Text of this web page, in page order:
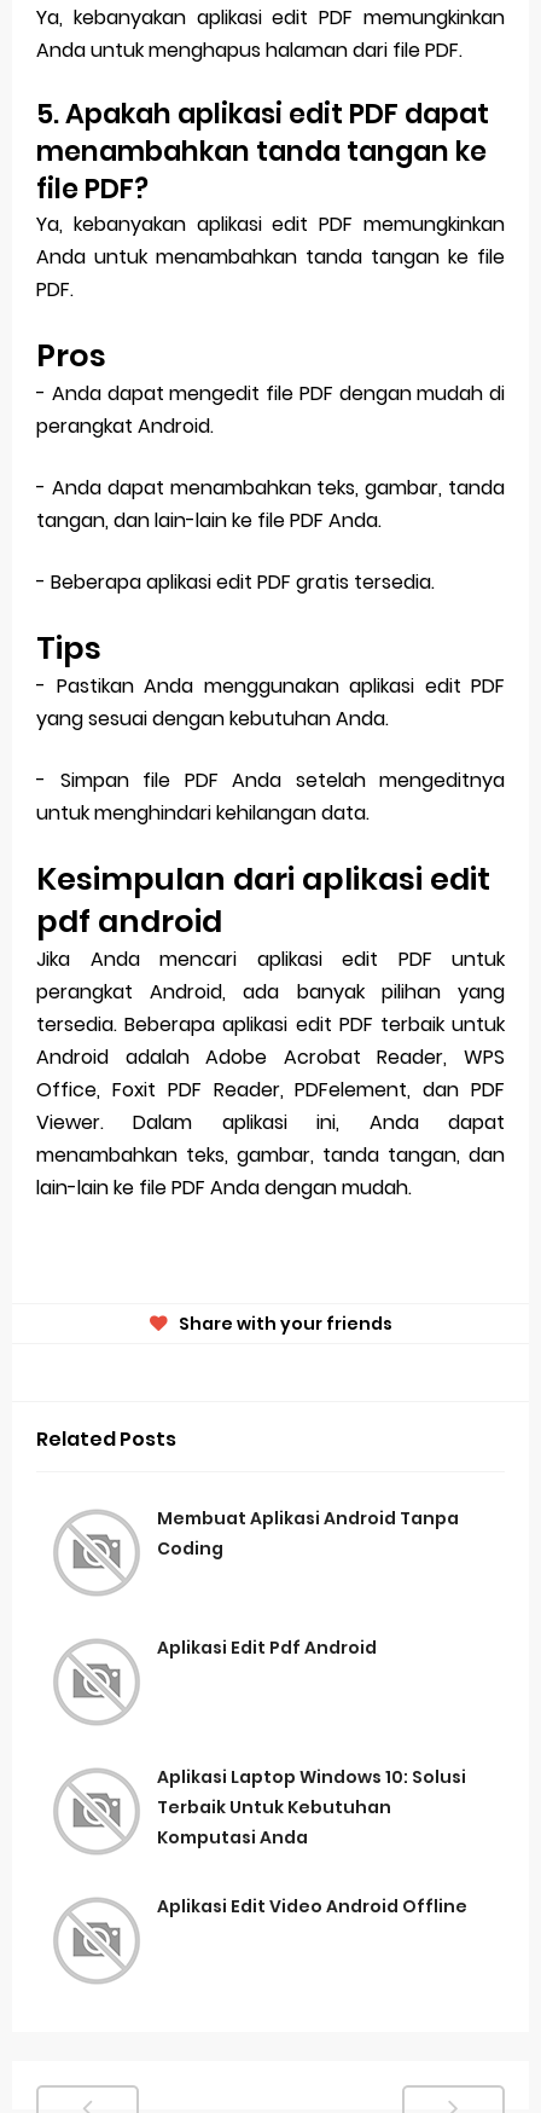
Ya, kebanyakan aplikasi edit PDF memungkinkan
Anda untuk menghapus halaman dari file PDF.
5. Apakah aplikasi edit PDF dapat
menambahkan tanda tangan ke
file PDF?
Ya, kebanyakan aplikasi edit PDF memungkinkan
Anda untuk menambahkan tanda tangan ke file
PDF.
Pros
- Anda dapat mengedit file PDF dengan mudah di
perangkat Android.
- Anda dapat menambahkan teks, gambar, tanda
tangan, dan lain-lain ke file PDF Anda.
- Beberapa aplikasi edit PDF gratis tersedia.
Tips
- Pastikan Anda menggunakan aplikasi edit PDF
yang sesuai dengan kebutuhan Anda.
- Simpan file PDF Anda setelah mengeditnya
untuk menghindari kehilangan data.
Kesimpulan dari aplikasi edit
pdf android
Jika Anda mencari aplikasi edit PDF untuk
perangkat Android, ada banyak pilihan yang
tersedia. Beberapa aplikasi edit PDF terbaik untuk
Android adalah Adobe Acrobat Reader, WPS
Office, Foxit PDF Reader, PDFelement, dan PDF
Viewer. Dalam aplikasi ini, Anda dapat
menambahkan teks, gambar, tanda tangan, dan
lain-lain ke file PDF Anda dengan mudah.
Share with your friends
Related Posts
Membuat Aplikasi Android Tanpa
Coding
Aplikasi Edit Pdf Android
Aplikasi Laptop Windows 10: Solusi
Terbaik Untuk Kebutuhan
Komputasi Anda
Aplikasi Edit Video Android Offline